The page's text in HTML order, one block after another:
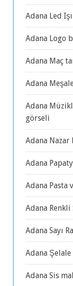
Adana Led
Adana Logo
Adana Maç
Adana
Adana
görseli
Adana
Adana
Adana Pasta
Adana Renkli
Adana Sayı
Adana
Adana Sis